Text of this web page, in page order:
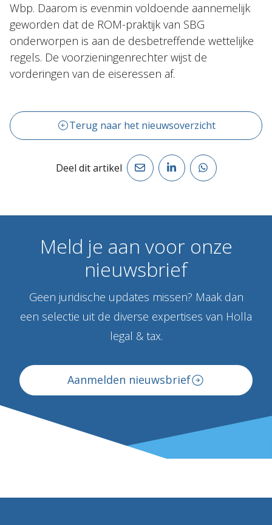
Wbp. Daarom is evenmin voldoende aannemelijk
geworden dat de ROM-praktijk van SBG
onderworpen is aan de desbetreffende wettelijke
regels. De voorzieningenrechter wijst de
vorderingen van de eiseressen af.
Terug naar het nieuwsoverzicht
Deel dit artikel
Meld je aan voor onze
nieuwsbrief
Geen juridische updates missen? Maak dan
een selectie uit de diverse expertises van Holla
legal & tax.
Aanmelden nieuwsbrief